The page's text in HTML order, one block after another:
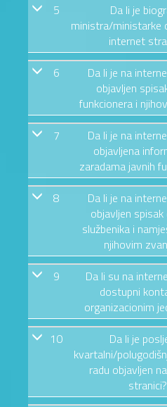
5
Da li je
ministra/ministarke
internet
6
Da li je na
objavljen
funkcionera i
7
Da li je na
objavljena
zaradama javnih
8
Da li je na
objavljen spisak
službenika i
njihovim
9
Da li su na
dostupni
organizacionim
10
Da li je
kvartalni/
radu objavljen
stranici?